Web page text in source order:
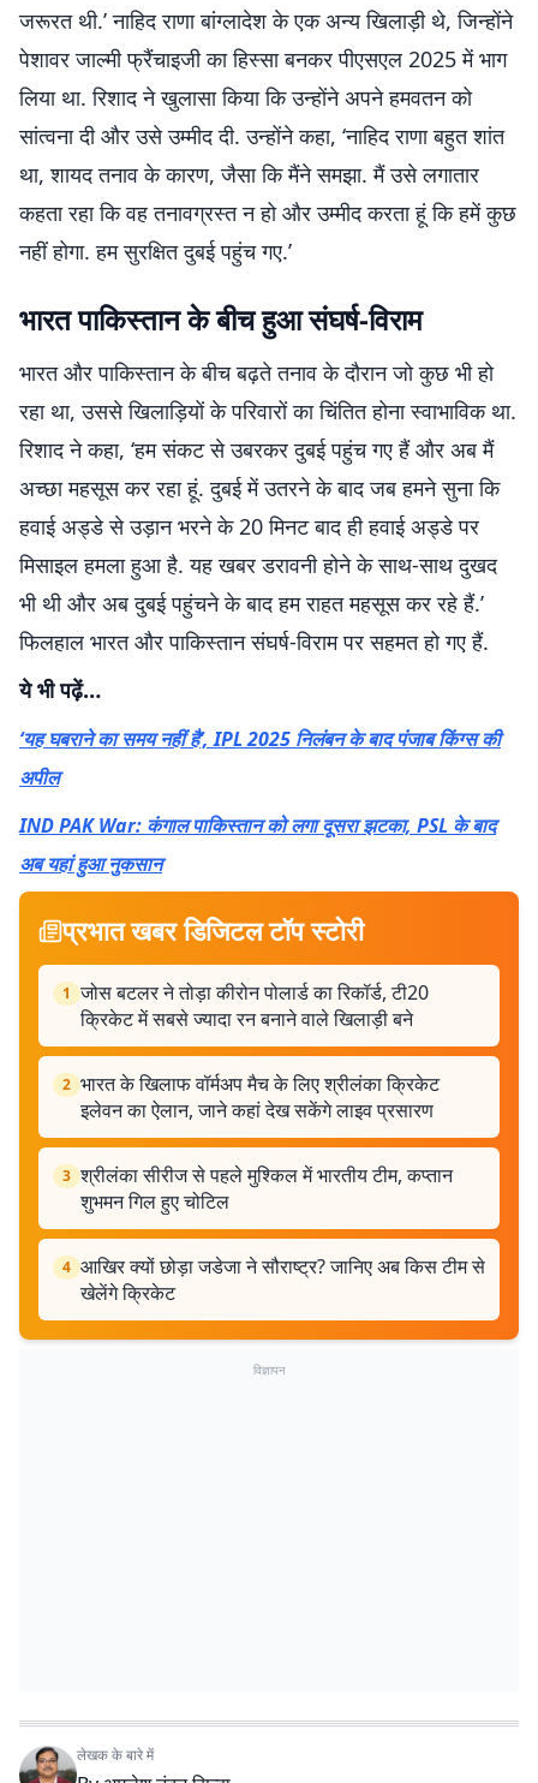
जरूरत थी.’ नाहिद राणा बांग्लादेश के एक अन्य खिलाड़ी थे, जिन्होंने
पेशावर जाल्मी फ्रैंचाइजी का हिस्सा बनकर पीएसएल 2025 में भाग
लिया था. रिशाद ने खुलासा किया कि उन्होंने अपने हमवतन को
सांत्वना दी और उसे उम्मीद दी. उन्होंने कहा, ‘नाहिद राणा बहुत शांत
था, शायद तनाव के कारण, जैसा कि मैंने समझा. मैं उसे लगातार
कहता रहा कि वह तनावग्रस्त न हो और उम्मीद करता हूं कि हमें कुछ
नहीं होगा. हम सुरक्षित दुबई पहुंच गए.’
भारत पाकिस्तान के बीच हुआ संघर्ष-विराम
भारत और पाकिस्तान के बीच बढ़ते तनाव के दौरान जो कुछ भी हो
रहा था, उससे खिलाड़ियों के परिवारों का चिंतित होना स्वाभाविक था.
रिशाद ने कहा, ‘हम संकट से उबरकर दुबई पहुंच गए हैं और अब मैं
अच्छा महसूस कर रहा हूं. दुबई में उतरने के बाद जब हमने सुना कि
हवाई अड्डे से उड़ान भरने के 20 मिनट बाद ही हवाई अड्डे पर
मिसाइल हमला हुआ है. यह खबर डरावनी होने के साथ-साथ दुखद
भी थी और अब दुबई पहुंचने के बाद हम राहत महसूस कर रहे हैं.’
फिलहाल भारत और पाकिस्तान संघर्ष-विराम पर सहमत हो गए हैं.
ये भी पढ़ें…
‘यह घबराने का समय नहीं है’, IPL 2025 निलंबन के बाद पंजाब किंग्स की
अपील
IND PAK War: कंगाल पाकिस्तान को लगा दूसरा झटका, PSL के बाद
अब यहां हुआ नुकसान
प्रभात खबर डिजिटल टॉप स्टोरी
1 जोस बटलर ने तोड़ा कीरोन पोलार्ड का रिकॉर्ड, टी20
क्रिकेट में सबसे ज्यादा रन बनाने वाले खिलाड़ी बने
2 भारत के खिलाफ वॉर्मअप मैच के लिए श्रीलंका क्रिकेट
इलेवन का ऐलान, जाने कहां देख सकेंगे लाइव प्रसारण
3 श्रीलंका सीरीज से पहले मुश्किल में भारतीय टीम, कप्तान
शुभमन गिल हुए चोटिल
4 आखिर क्यों छोड़ा जडेजा ने सौराष्ट्र? जानिए अब किस टीम से
खेलेंगे क्रिकेट
विज्ञापन
लेखक के बारे में